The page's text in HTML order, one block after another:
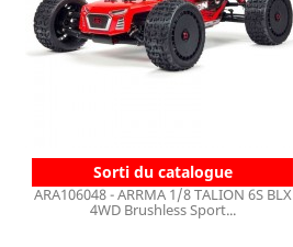
Sorti du catalogue
ARA106048 - ARRMA 1/8 TALION 6S BLX
4WD Brushless Sport...